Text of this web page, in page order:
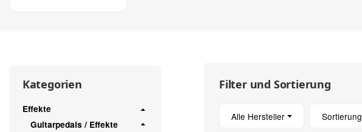
Filter und Sortierung
Alle Hersteller Sortierung
Kategorien
Effekte
Guitarpedals / Effekte